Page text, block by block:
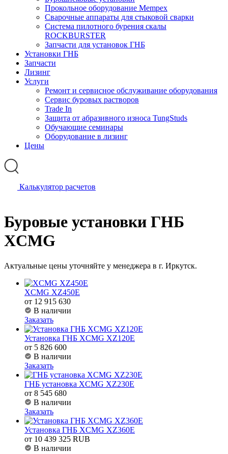
Прокольное оборудование Mempex
Сварочные аппараты для стыковой сварки
Система пилотного бурения скалы
ROCKBURSTER
Запчасти для установок ГНБ
Установки ГНБ
Запчасти
Лизинг
Услуги
Ремонт и сервисное обслуживание оборудования
Сервис буровых растворов
Trade In
Защита от абразивного износа TungStuds
Обучающие семинары
Оборудование в лизинг
Цены
Калькулятор расчетов
Буровые установки ГНБ
XCMG
Актуальные цены уточняйте у менеджера в г. Иркутск.
XCMG XZ450E
от 12 915 630
В наличии
Заказать
Установка ГНБ XCMG XZ120E
от 5 826 600
В наличии
Заказать
ГНБ установка XCMG XZ230E
от 8 545 680
В наличии
Заказать
Установка ГНБ XCMG XZ360E
от 10 439 325 RUB
В наличии